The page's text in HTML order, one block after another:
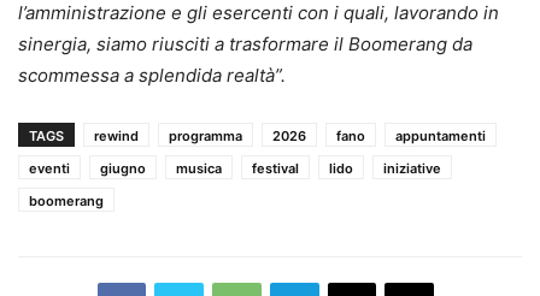
l’amministrazione e gli esercenti con i quali, lavorando in
sinergia, siamo riusciti a trasformare il Boomerang da
scommessa a splendida realtà”.
TAGS rewind programma 2026 fano
appuntamenti
eventi
giugno musica festival lido
iniziative
boomerang